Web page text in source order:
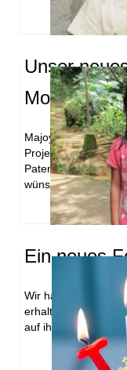
Unser
Monica
Majoy und ihre
Projektgebiet
Patenschaft somit
wünschen wir auf
Ein neues
Wir haben ein
erhalten. Ist sie
auf ihrem